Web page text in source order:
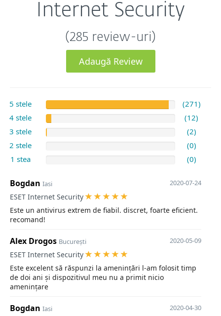
Internet Security
(285 review-uri)
Adaugă Review
5 stele
(271)
4 stele
(12)
3 stele
(2)
2 stele
(0)
1 stea
(0)
Bogdan Iasi 2020-07-24
ESET Internet Security
Este un antivirus extrem de fiabil. discret, foarte eficient.
recomand!
Alex Drogos București 2020-05-09
ESET Internet Security
Este excelent să răspunzi la amenințări l-am folosit timp
de doi ani și dispozitivul meu nu a primit nicio
amenințare
Bogdan Iasi 2020-04-30